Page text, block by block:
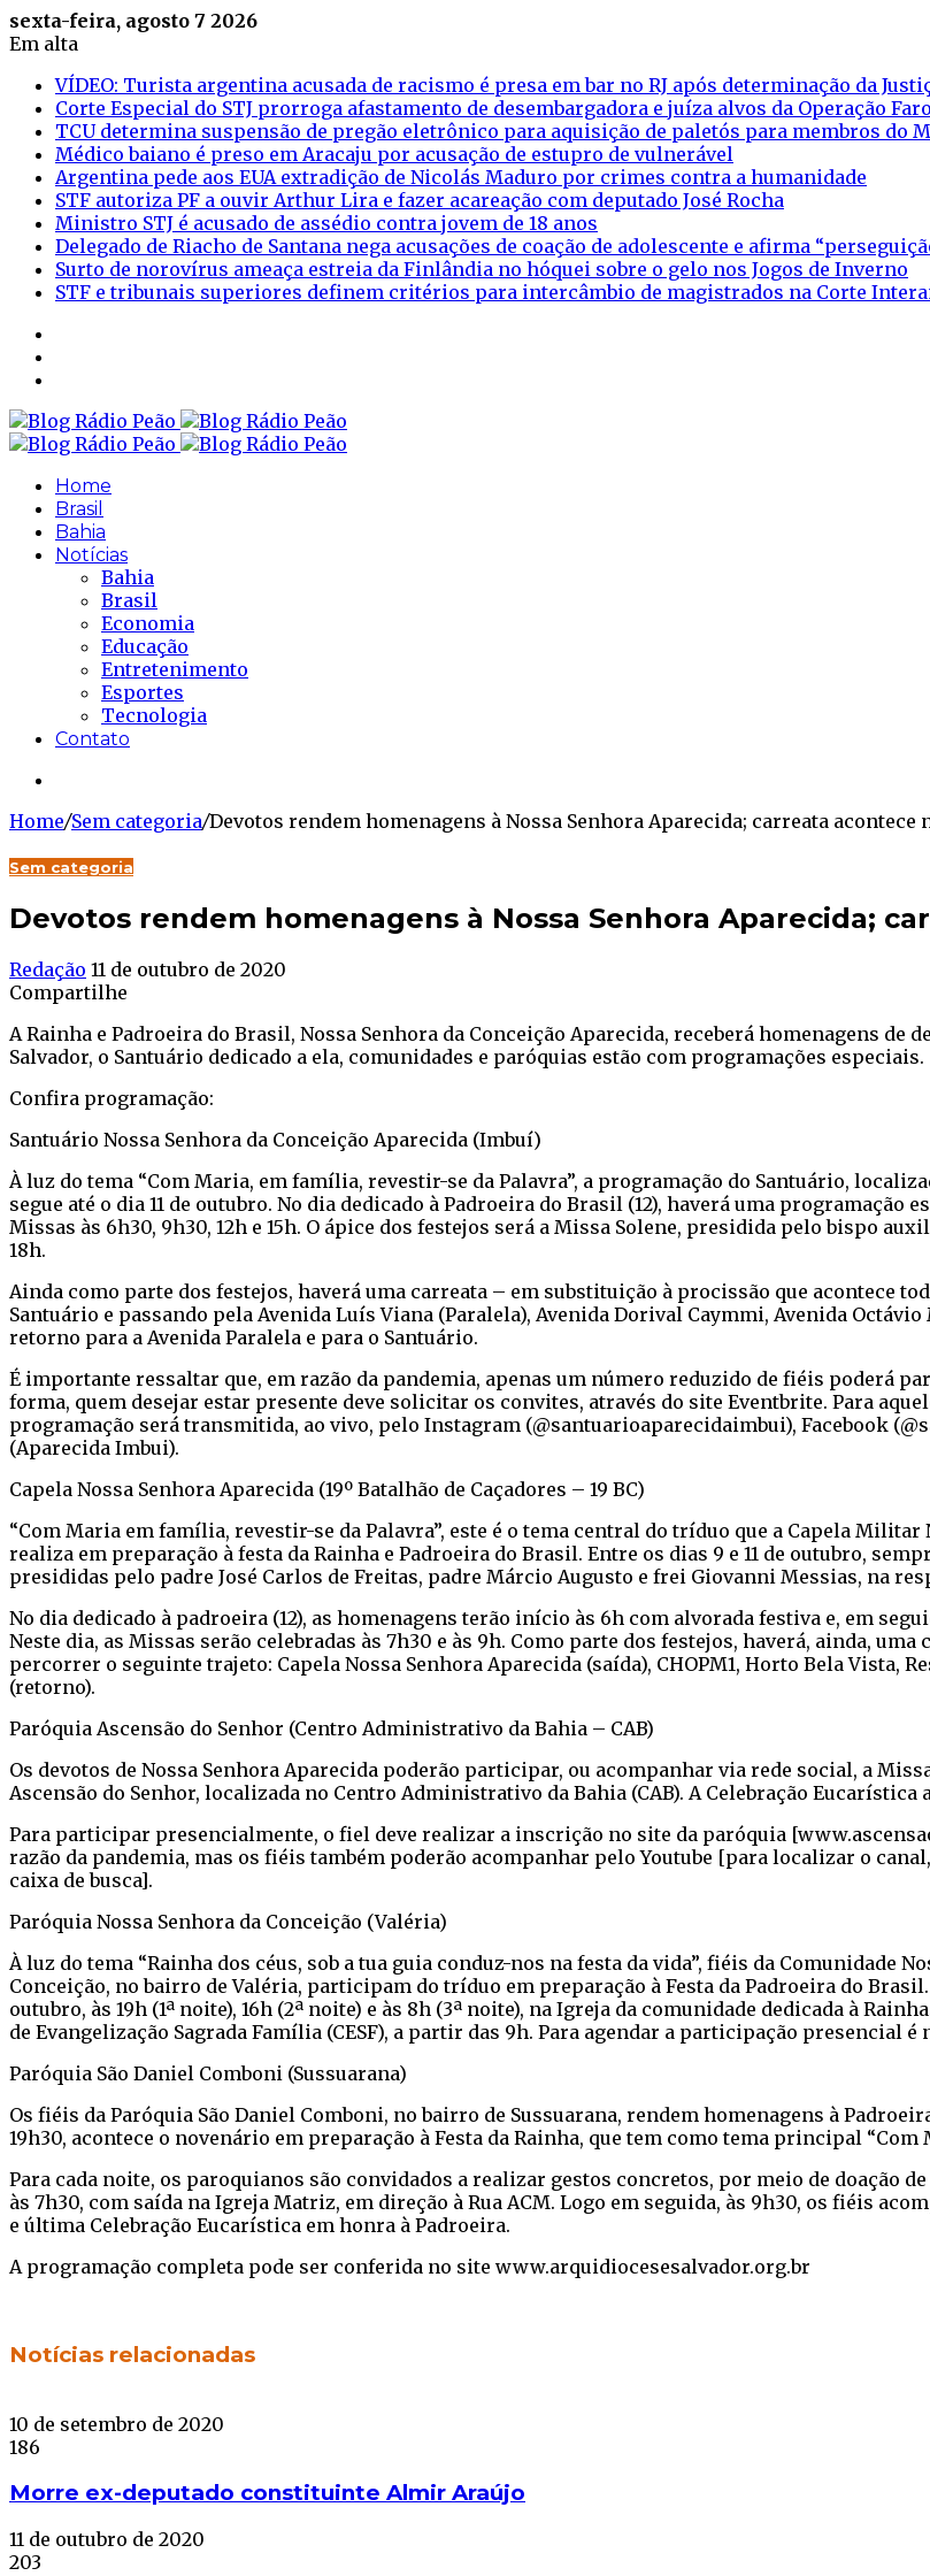
sexta-feira, agosto 7 2026
Em alta
VÍDEO: Turista argentina acusada de racismo é presa em bar no RJ após determinação da
Corte Especial do STJ prorroga afastamento de desembargadora e juíza alvos da Operação
TCU determina suspensão de pregão eletrônico para aquisição de paletós para membros do
Médico baiano é preso em Aracaju por acusação de estupro de vulnerável
Argentina pede aos EUA extradição de Nicolás Maduro por crimes contra a humanidade
STF autoriza PF a ouvir Arthur Lira e fazer acareação com deputado José Rocha
Ministro STJ é acusado de assédio contra jovem de 18 anos
Delegado de Riacho de Santana nega acusações de coação de adolescente e afirma
Surto de norovírus ameaça estreia da Finlândia no hóquei sobre o gelo nos Jogos de Inverno
STF e tribunais superiores definem critérios para intercâmbio de magistrados na Corte
Home
Brasil
Bahia
Notícias
Bahia
Brasil
Economia
Educação
Entretenimento
Esportes
Tecnologia
Contato
Home/Sem categoria/Devotos rendem homenagens à Nossa Senhora Aparecida; carreata acontece
Sem categoria
Devotos rendem homenagens à Nossa Senhora Aparecida;
Redação 11 de outubro de 2020
Compartilhe
A Rainha e Padroeira do Brasil, Nossa Senhora da Conceição Aparecida, receberá homenagens de
Salvador, o Santuário dedicado a ela, comunidades e paróquias estão com programações especiais.
Confira programação:
Santuário Nossa Senhora da Conceição Aparecida (Imbuí)
À luz do tema “Com Maria, em família, revestir-se da Palavra”, a programação do Santuário,
segue até o dia 11 de outubro. No dia dedicado à Padroeira do Brasil (12), haverá uma programação
Missas às 6h30, 9h30, 12h e 15h. O ápice dos festejos será a Missa Solene, presidida pelo bispo
18h.
Ainda como parte dos festejos, haverá uma carreata – em substituição à procissão que acontece
Santuário e passando pela Avenida Luís Viana (Paralela), Avenida Dorival Caymmi, Avenida
retorno para a Avenida Paralela e para o Santuário.
É importante ressaltar que, em razão da pandemia, apenas um número reduzido de fiéis poderá
forma, quem desejar estar presente deve solicitar os convites, através do site Eventbrite. Para
programação será transmitida, ao vivo, pelo Instagram (@santuarioaparecidaimbui), Facebook
(Aparecida Imbui).
Capela Nossa Senhora Aparecida (19º Batalhão de Caçadores – 19 BC)
“Com Maria em família, revestir-se da Palavra”, este é o tema central do tríduo que a Capela Militar
realiza em preparação à festa da Rainha e Padroeira do Brasil. Entre os dias 9 e 11 de outubro,
presididas pelo padre José Carlos de Freitas, padre Márcio Augusto e frei Giovanni Messias, na
No dia dedicado à padroeira (12), as homenagens terão início às 6h com alvorada festiva e, em
Neste dia, as Missas serão celebradas às 7h30 e às 9h. Como parte dos festejos, haverá, ainda,
percorrer o seguinte trajeto: Capela Nossa Senhora Aparecida (saída), CHOPM1, Horto Bela Vista,
(retorno).
Paróquia Ascensão do Senhor (Centro Administrativo da Bahia – CAB)
Os devotos de Nossa Senhora Aparecida poderão participar, ou acompanhar via rede social, a
Ascensão do Senhor, localizada no Centro Administrativo da Bahia (CAB). A Celebração Eucarística
Para participar presencialmente, o fiel deve realizar a inscrição no site da paróquia
razão da pandemia, mas os fiéis também poderão acompanhar pelo Youtube [para localizar o
caixa de busca].
Paróquia Nossa Senhora da Conceição (Valéria)
À luz do tema “Rainha dos céus, sob a tua guia conduz-nos na festa da vida”, fiéis da Comunidade
Conceição, no bairro de Valéria, participam do tríduo em preparação à Festa da Padroeira do
outubro, às 19h (1ª noite), 16h (2ª noite) e às 8h (3ª noite), na Igreja da comunidade dedicada à
de Evangelização Sagrada Família (CESF), a partir das 9h. Para agendar a participação presencial
Paróquia São Daniel Comboni (Sussuarana)
Os fiéis da Paróquia São Daniel Comboni, no bairro de Sussuarana, rendem homenagens à
19h30, acontece o novenário em preparação à Festa da Rainha, que tem como tema principal
Para cada noite, os paroquianos são convidados a realizar gestos concretos, por meio de doação
às 7h30, com saída na Igreja Matriz, em direção à Rua ACM. Logo em seguida, às 9h30, os fiéis
e última Celebração Eucarística em honra à Padroeira.
A programação completa pode ser conferida no site www.arquidiocesesalvador.org.br
Facebook
Twitter
WhatsApp
Telegram
Notícias relacionadas
10 de setembro de 2020
186
Morre ex-deputado constituinte Almir Araújo
11 de outubro de 2020
203